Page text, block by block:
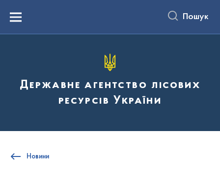
вмістуMenu Пошук
Державне агентство лісових
ресурсів України
Новини